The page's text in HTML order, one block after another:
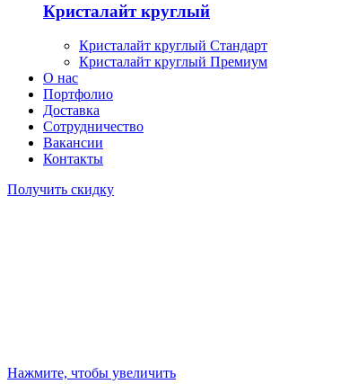
Кристалайт круглый
Кристалайт круглый Стандарт
Кристалайт круглый Премиум
О нас
Портфолио
Доставка
Сотрудничество
Вакансии
Контакты
Получить скидку
Нажмите, чтобы увеличить